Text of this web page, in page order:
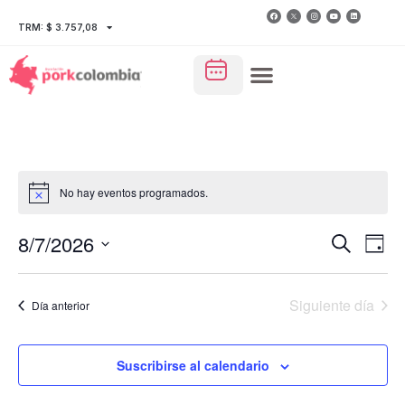
TRM: $ 3.757,08
No hay eventos programados.
de
y
Buscar
de
Día
8/7/2026
fecha.
Día anterior Siguiente día
Suscribirse al calendario